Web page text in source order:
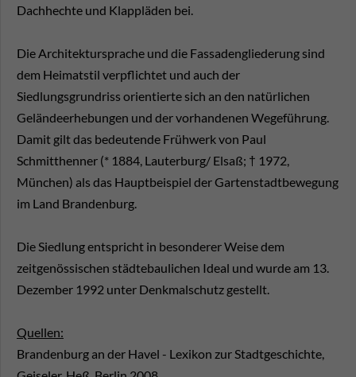
Dachhechte und Klappläden bei.
Die Architektursprache und die Fassadengliederung sind
dem Heimatstil verpflichtet und auch der
Siedlungsgrundriss orientierte sich an den natürlichen
Geländeerhebungen und der vorhandenen Wegeführung.
Damit gilt das bedeutende Frühwerk von Paul
Schmitthenner (* 1884, Lauterburg/ Elsaß; † 1972,
München) als das Hauptbeispiel der Gartenstadtbewegung
im Land Brandenburg.
Die Siedlung entspricht in besonderer Weise dem
zeitgenössischen städtebaulichen Ideal und wurde am 13.
Dezember 1992 unter Denkmalschutz gestellt.
Quellen:
Brandenburg an der Havel - Lexikon zur Stadtgeschichte,